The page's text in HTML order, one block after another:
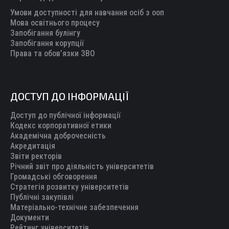
Умови доступності для навчання осіб з ооп
Мова освітнього процесу
Запобігання булінгу
Запобігання корупції
Права та обов’язки ЗВО
ДОСТУП ДО ІНФОРМАЦІЇ
Доступ до публічної інформації
Кодекс корпоративної етики
Академічна доброчесність
Акредитація
Звіти ректорів
Річний звіт про діяльність університетів
Громадські обговорення
Стратегія розвитку університетів
Публічні закупівлі
Матеріально-технічне забезпечення
Документи